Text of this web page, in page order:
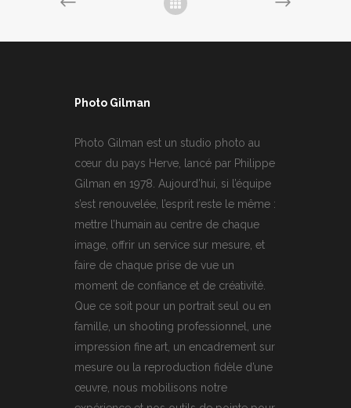
Photo Gilman
Photo Gilman est un studio photo au
cœur du pays Herve, lancé par Philippe
Gilman en 1978. Aujourd’hui, si l’équipe
s’est renouvelée, l’esprit reste le même :
mettre l’humain au centre de chaque
image, offrir un service sur mesure, et
faire de chaque prise de vue un
moment de confiance et de créativité.
Que ce soit pour un portrait seul ou en
famille, un shooting professionnel, une
impression fine art, un encadrement sur
mesure ou la reproduction fidèle d’une
œuvre, nous mobilisons notre